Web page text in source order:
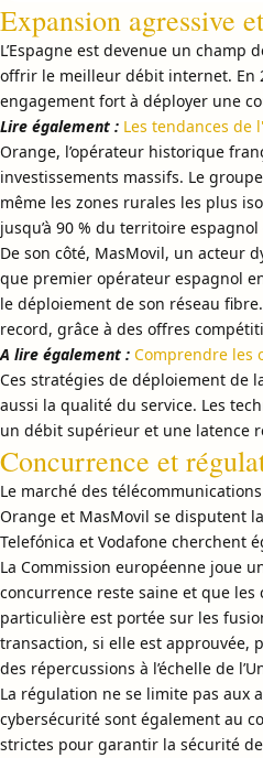
Expansion agressive
L’Espagne est devenue un
offrir le meilleur débit internet. En
engagement fort à déployer une
Lire également : Les tendances de
Orange, l’opérateur historique
investissements massifs. Le
même les zones rurales les plus
jusqu’à 90 % du territoire espagnol
De son côté, MasMovil, un acteur
que premier opérateur espagnol
le déploiement de son réseau
record, grâce à des offres
A lire également : Comprendre les
Ces stratégies de déploiement de
aussi la qualité du service. Les
un débit supérieur et une latence
Concurrence et
Le marché des
Orange et MasMovil se disputent
Telefónica et Vodafone cherchent
La Commission européenne joue
concurrence reste saine et que
particulière est portée sur les
transaction, si elle est approuvée,
des répercussions à l’échelle de
La régulation ne se limite pas aux
cybersécurité sont également au
strictes pour garantir la sécurité